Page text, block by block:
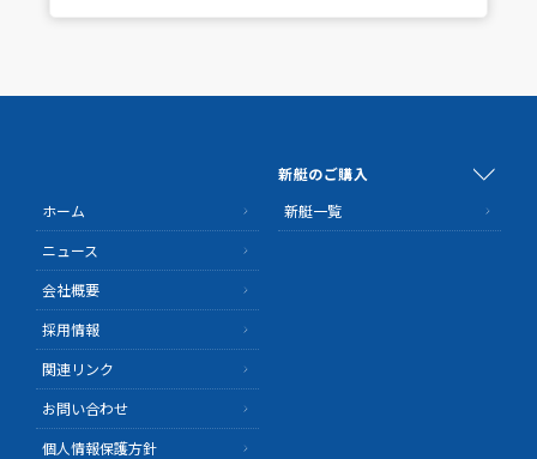
ホーム
ニュース
会社概要
採用情報
関連リンク
お問い合わせ
個人情報保護方針
新艇のご購入
新艇一覧